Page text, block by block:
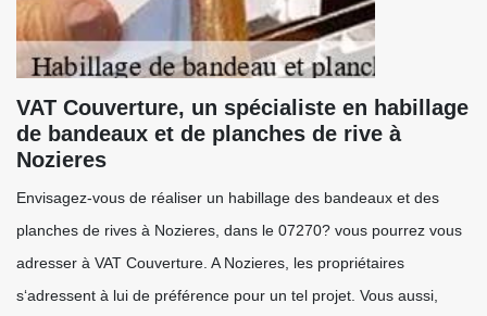
VAT Couverture, un spécialiste en habillage
de bandeaux et de planches de rive à
Nozieres
Envisagez-vous de réaliser un habillage des bandeaux et des
planches de rives à Nozieres, dans le 07270? vous pourrez vous
adresser à VAT Couverture. A Nozieres, les propriétaires
s‘adressent à lui de préférence pour un tel projet. Vous aussi,